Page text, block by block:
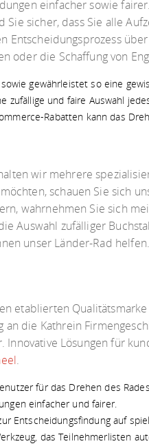
einfacher sowie
sicher, dass Sie alle
Entscheidungsprozess
oder die Schaffung von
gewährleistet so eine
zufällige und faire Auswahl
Rabatten kann das
wir mehrere
schauen Sie sich
wahrnehmen Sie sich
Auswahl zufälliger
unser Länder-Rad helfen.
etablierten
die Kathrein
Lösungen für
.
für das Drehen des
einfacher und fairer.
Entscheidungsfindung auf
das Teilnehmerlisten